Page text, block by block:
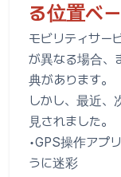
る位置ベ
モビリティサー
が異なる場合、
典があります。
しかし、最近、
見されました。
•GPS操作アプ
うに迷彩